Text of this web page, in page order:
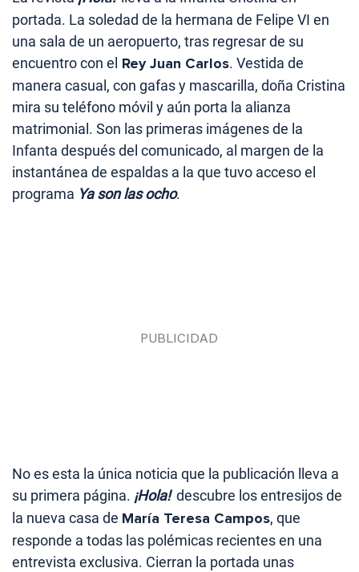
portada. La soledad de la hermana de Felipe VI en
una sala de un aeropuerto, tras regresar de su
encuentro con el Rey Juan Carlos. Vestida de
manera casual, con gafas y mascarilla, doña Cristina
mira su teléfono móvil y aún porta la alianza
matrimonial. Son las primeras imágenes de la
Infanta después del comunicado, al margen de la
instantánea de espaldas a la que tuvo acceso el
programa Ya son las ocho.
No es esta la única noticia que la publicación lleva a
su primera página. ¡Hola! descubre los entresijos de
la nueva casa de María Teresa Campos, que
responde a todas las polémicas recientes en una
entrevista exclusiva. Cierran la portada unas